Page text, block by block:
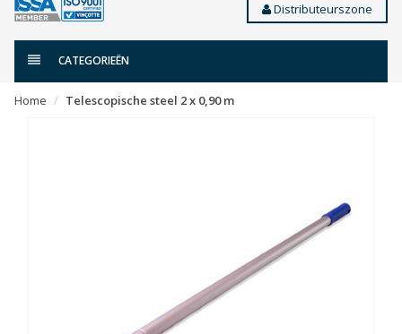
Distributeurszone
CATEGORIEËN
Home Telescopische steel 2 x 0,90 m